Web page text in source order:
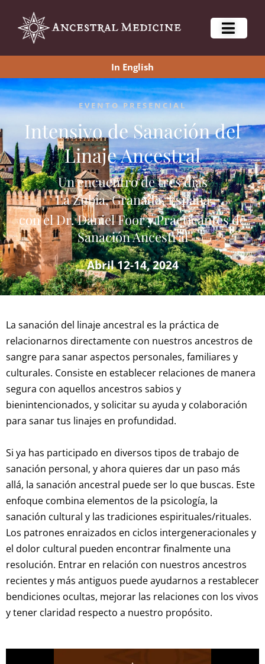
In English
EVENTO PRESENCIAL
Intensivo de Sanación del
Linaje Ancestral
Un encuentro de tres días
La Zubia, Granada, España
con el Dr. Daniel Foor y Practicantes de
Sanación Ancestral
Abril 12-14, 2024
Sobre el trabajo
La sanación del linaje ancestral es la práctica de
relacionarnos directamente con nuestros ancestros de
sangre para sanar aspectos personales, familiares y
culturales. Consiste en establecer relaciones de manera
segura con aquellos ancestros sabios y
bienintencionados, y solicitar su ayuda y colaboración
para sanar tus linajes en profundidad.
Si ya has participado en diversos tipos de trabajo de
sanación personal, y ahora quieres dar un paso más
allá, la sanación ancestral puede ser lo que buscas. Este
enfoque combina elementos de la psicología, la
sanación cultural y las tradiciones espirituales/rituales.
Los patrones enraizados en ciclos intergeneracionales y
el dolor cultural pueden encontrar finalmente una
resolución. Entrar en relación con nuestros ancestros
recientes y más antiguos puede ayudarnos a restablecer
bendiciones ocultas, mejorar las relaciones con los vivos
y tener claridad respecto a nuestro propósito.